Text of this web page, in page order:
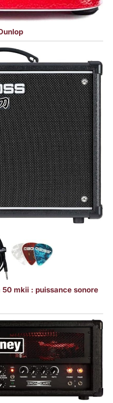
50 mkii : puissance sonore